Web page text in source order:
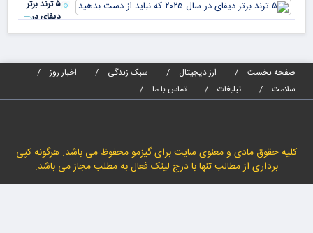
۵ ترند برتر
دیفای در
صفحه نخست
ارز دیجیتال سبک زندگی
اخبار روز
سلامت
تبلیغات تماس با ما
کلیه حقوق مادی و معنوی سایت برای گیزمو محفوظ می باشد. هرگونه کپی
برداری از مطالب تنها با درج لینک فعال به مطلب مجاز می باشد.